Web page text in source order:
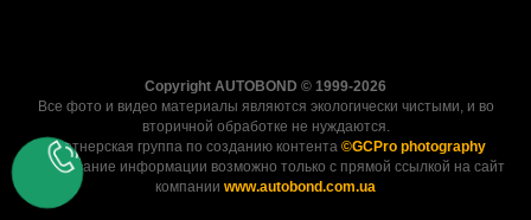
Copyright AUTOBOND © 1999-2026
Все фото и видео материалы являются экологически чистыми, и во
вторичной обработке не нуждаются.
Партнерская группа по созданию контента ©GCPro photography
Копирование информации возможно только с прямой ссылкой на сайт
компании www.autobond.com.ua